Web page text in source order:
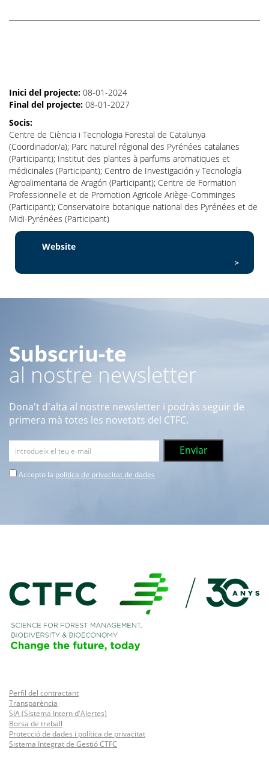
Inici del projecte: 08-01-2024
Final del projecte: 08-01-2027
Socis:
Centre de Ciència i Tecnologia Forestal de Catalunya
(Coordinador/a); Parc naturel régional des Pyrénées catalanes
(Participant); Institut des plantes à parfums aromatiques et
médicinales (Participant); Centro de Investigación y Tecnología
Agroalimentaria de Aragón (Participant); Centre de Formation
Professionnelle et de Promotion Agricole Ariège-Comminges
(Participant); Conservatoire botanique national des Pyrénées et de
Midi-Pyrénées (Participant)
Website
>
Subscriu-te
al nostre newsletter
Dona't d'alta al nostre newsletter i podràs seguir de
primera mà totes les novetats del CTFC.
Accepto la política de privacitat de dades
Perfil del contractant
Transparència
SIA (Sistema Intern d'Alertes)
Borsa de treball
Protecció de dades i política de privacitat
Sistema Integrat de Gestió CTFC